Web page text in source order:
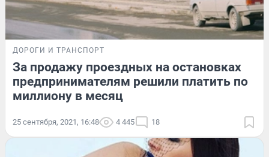
ДОРОГИ И ТРАНСПОРТ
За продажу проездных на остановках
предпринимателям решили платить по
миллиону в месяц
25 сентября, 2021, 16:48 4 445 18